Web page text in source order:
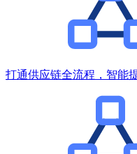
打通供应链全流程，智能